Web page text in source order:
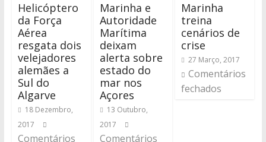
Helicóptero
da Força
Aérea
resgata dois
velejadores
alemães a
Sul do
Algarve
18 Dezembro,
2017
Comentários
Marinha e
Autoridade
Marítima
deixam
alerta sobre
estado do
mar nos
Açores
13 Outubro,
2017
Comentários
Marinha
treina
cenários de
crise
27 Março, 2017
Comentários
fechados